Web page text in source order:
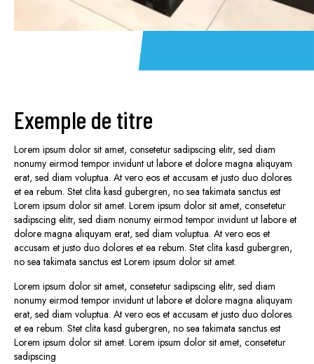
Exemple de titre
Lorem ipsum dolor sit amet, consetetur sadipscing elitr, sed diam
nonumy eirmod tempor invidunt ut labore et dolore magna aliquyam
erat, sed diam voluptua. At vero eos et accusam et justo duo dolores
et ea rebum. Stet clita kasd gubergren, no sea takimata sanctus est
Lorem ipsum dolor sit amet. Lorem ipsum dolor sit amet, consetetur
sadipscing elitr, sed diam nonumy eirmod tempor invidunt ut labore et
dolore magna aliquyam erat, sed diam voluptua. At vero eos et
accusam et justo duo dolores et ea rebum. Stet clita kasd gubergren,
no sea takimata sanctus est Lorem ipsum dolor sit amet.
Lorem ipsum dolor sit amet, consetetur sadipscing elitr, sed diam
nonumy eirmod tempor invidunt ut labore et dolore magna aliquyam
erat, sed diam voluptua. At vero eos et accusam et justo duo dolores
et ea rebum. Stet clita kasd gubergren, no sea takimata sanctus est
Lorem ipsum dolor sit amet. Lorem ipsum dolor sit amet, consetetur
sadipscing